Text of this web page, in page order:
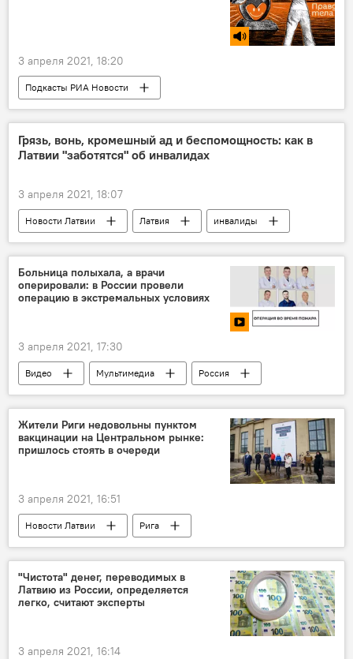
3 апреля 2021, 18:20
Подкасты РИА Новости
Радио Sputnik Латвия
тело
Грязь, вонь, кромешный ад и беспомощность: как в
Латвии "заботятся" об инвалидах
3 апреля 2021, 18:07
Новости Латвии Латвия инвалиды
Больница полыхала, а врачи
оперировали: в России провели
операцию в экстремальных условиях
3 апреля 2021, 17:30
Видео Мультимедиа Россия
Жители Риги недовольны пунктом
вакцинации на Центральном рынке:
пришлось стоять в очереди
3 апреля 2021, 16:51
Новости Латвии
Рига
обязательная вакцинация
"Чистота" денег, переводимых в
Латвию из России, определяется
легко, считают эксперты
3 апреля 2021, 16:14